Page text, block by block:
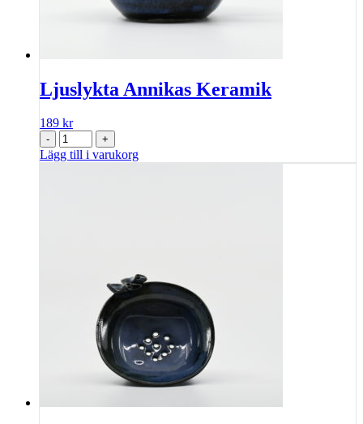
Ljuslykta Annikas Keramik
189 kr
- +
Lägg till i varukorg